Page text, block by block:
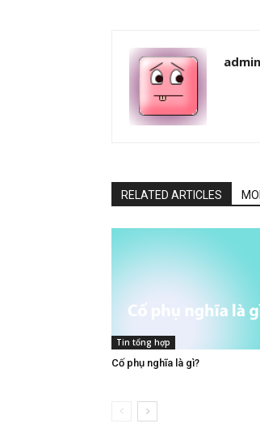
admin
RELATED ARTICLES
Tin tổng hợp
Cố phụ nghĩa là gì​?